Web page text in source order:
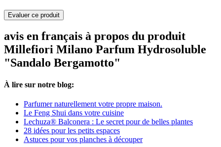
Evaluer ce produit
avis en français à propos du produit
Millefiori Milano Parfum Hydrosoluble
"Sandalo Bergamotto"
À lire sur notre blog:
Parfumer naturellement votre propre maison.
Le Feng Shui dans votre cuisine
Lechuza® Balconera : Le secret pour de belles plantes
28 idées pour les petits espaces
Astuces pour vos planches à découper